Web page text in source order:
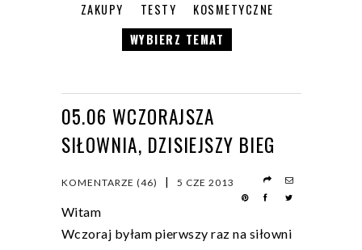
ZAKUPY
TESTY
KOSMETYCZNE
WYBIERZ TEMAT
05.06 WCZORAJSZA
SIŁOWNIA, DZISIEJSZY BIEG
KOMENTARZE (46) | 5 CZE 2013
Witam
Wczoraj byłam pierwszy raz na siłowni